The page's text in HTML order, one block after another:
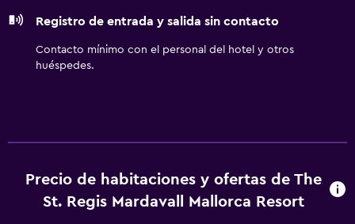
Registro de entrada y salida sin contacto
Contacto mínimo con el personal del hotel y otros
huéspedes.
Precio de habitaciones y ofertas de The
St. Regis Mardavall Mallorca Resort